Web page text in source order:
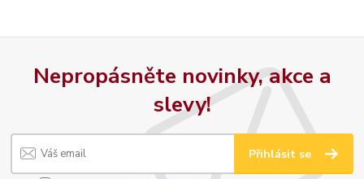
Nepropásněte novinky, akce a
slevy!
Přihlásit se